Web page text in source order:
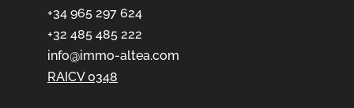
+34 965 297 624
+32 485 485 222
info@immo-altea.com
RAICV 0348